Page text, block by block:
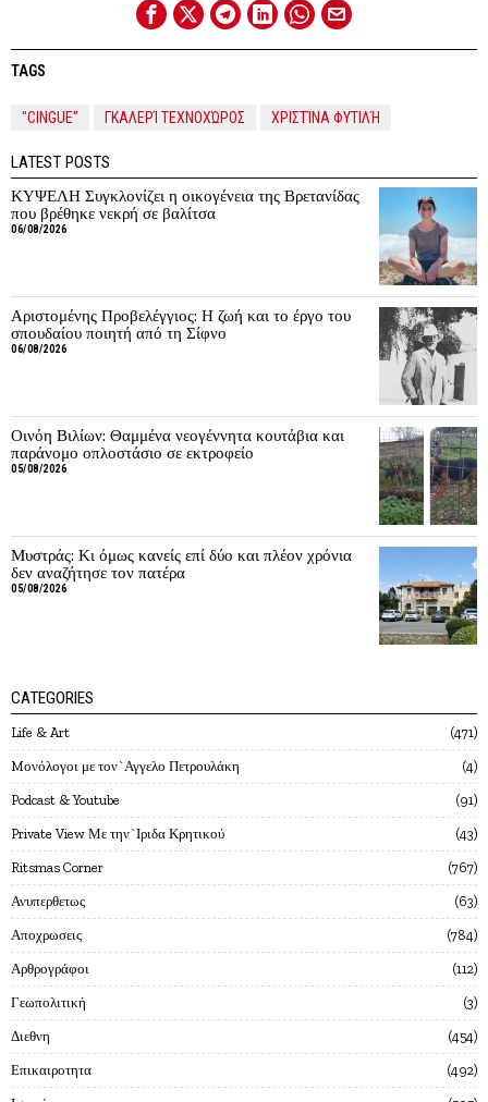
TAGS
"CINGUE" ΓΚΑΛΕΡΊ ΤΕΧΝΟΧΏΡΟΣ ΧΡΙΣΤΊΝΑ ΦΥΤΙΛΉ
LATEST POSTS
ΚΥΨΕΛΗ Συγκλονίζει η οικογένεια της Βρετανίδας
που βρέθηκε νεκρή σε βαλίτσα
06/08/2026
Αριστομένης Προβελέγγιος: Η ζωή και το έργο του
σπουδαίου ποιητή από τη Σίφνο
06/08/2026
Οινόη Βιλίων: Θαμμένα νεογέννητα κουτάβια και
παράνομο οπλοστάσιο σε εκτροφείο
05/08/2026
Μυστράς: Κι όμως κανείς επί δύο και πλέον χρόνια
δεν αναζήτησε τον πατέρα
05/08/2026
CATEGORIES
Life & Art 471
Mονόλογοι με τον`Αγγελο Πετρουλάκη 4
Podcast & Youtube 91
Private View Με την`Ιριδα Κρητικού 43
Ritsmas Corner 767
Ανυπερθετως 63
Αποχρωσεις 784
Αρθρογράφοι 112
Γεωπολιτική 3
Διεθνη 454
Επικαιροτητα 492